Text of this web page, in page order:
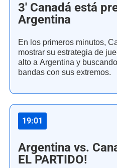
3' Canadá está
Argentina
En los primeros minutos,
mostrar su estrategia de
alto a Argentina y
bandas con sus extremos.
19:01
Argentina vs.
EL PARTIDO!